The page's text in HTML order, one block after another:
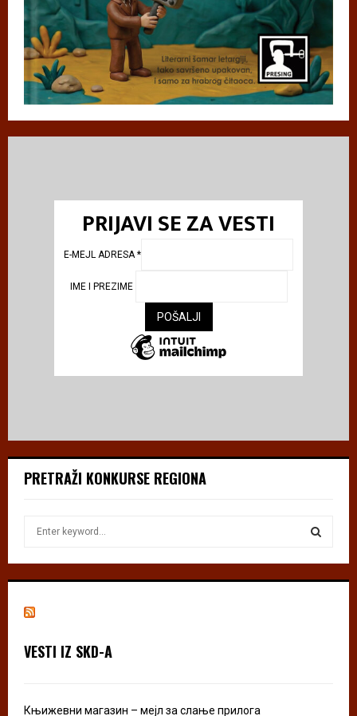
PRIJAVI SE ZA VESTI
E-MEJL ADRESA*
IME I PREZIME
PRETRAŽI KONKURSE REGIONA
h
r
S
VESTI IZ SKD-A
Књижевни магазин – мејл за слање прилога